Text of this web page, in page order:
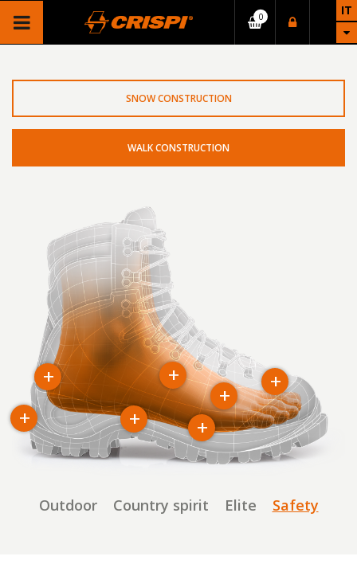
IT
SNOW CONSTRUCTION
WALK CONSTRUCTION
+
+
+
+
+
+
+
Outdoor Country spirit Elite Safety